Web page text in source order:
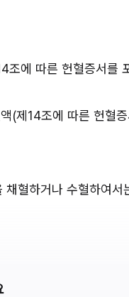
조에 따른 헌혈증서를
(제14조에 따른 헌혈
혈하거나 수혈하여서